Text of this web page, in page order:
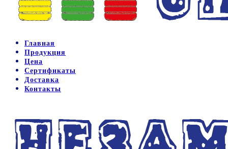
Главная
Продукция
Цена
Сертификаты
Доставка
Контакты